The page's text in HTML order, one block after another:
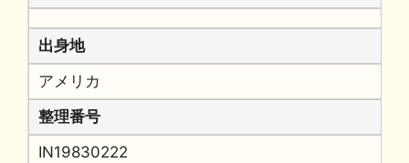
出身地
アメリカ
整理番号
IN19830222